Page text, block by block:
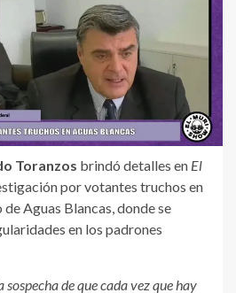
Toranzos brindó detalles en El
por votantes truchos en
Aguas Blancas, donde se
en los padrones
de que cada vez que hay